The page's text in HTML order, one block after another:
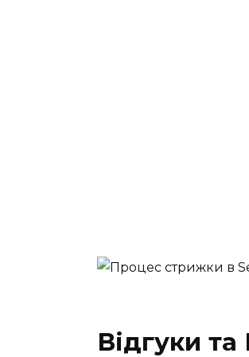
Відгуки